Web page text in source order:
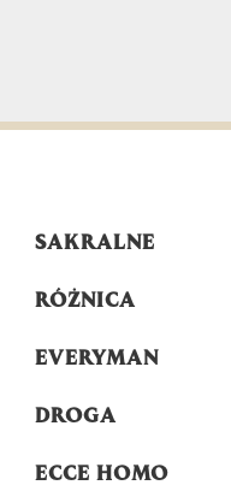
SAKRALNE
RÓŻNICA
EVERYMAN
DROGA
ECCE HOMO